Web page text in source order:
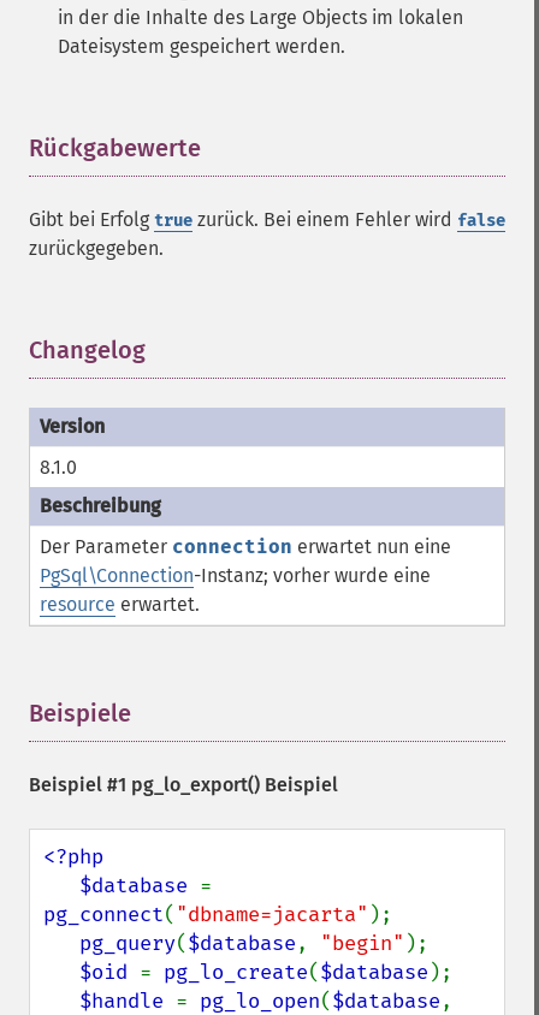
in der die Inhalte des Large Objects im lokalen
Dateisystem gespeichert werden.
Rückgabewerte
Gibt bei Erfolg true zurück. Bei einem Fehler wird false
zurückgegeben.
Changelog
8.1.0
Der Parameter connection erwartet nun eine
PgSql\Connection-Instanz; vorher wurde eine
resource erwartet.
Beispiele
Beispiel #1 pg_lo_export() Beispiel
<?php
   $database
pg_connect( "dbname=jacarta" );
pg_query($database, "begin" );
$oid = pg_lo_create($database );
$handle = pg_lo_open($database